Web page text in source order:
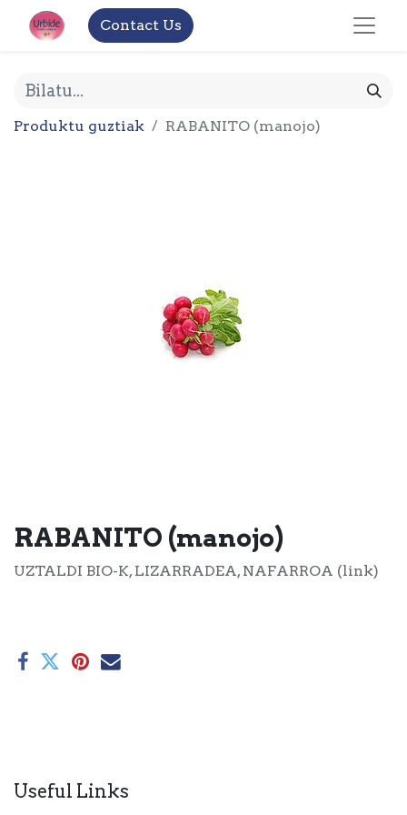
Contact Us
Produktu guztiak RABANITO (manojo)
RABANITO (manojo)
UZTALDI BIO-K, LIZARRADEA, NAFARROA (link)
Useful Links